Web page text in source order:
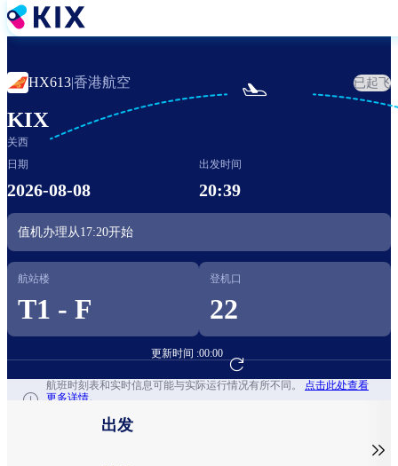
跳
转
主
要
容
HX613|香港航空 已起飞
KIX
关西

日期
2026-08-08
出发时间
20:39
值机办理从17:20开始
航站楼
T1 - F
登机口
22
更新时间 :00:00
前往航班预订
航班时刻表和实时信息可能与实际运行情况有所不同。 点击此处查看
更多详情。
出发
